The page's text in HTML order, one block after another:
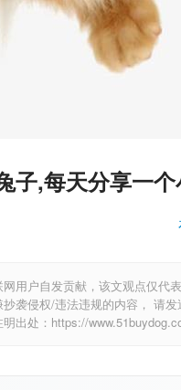
子,每天分享一
用户自发贡献，该文观点仅代
袭侵权/违法违规的内容， 请
出处：https://